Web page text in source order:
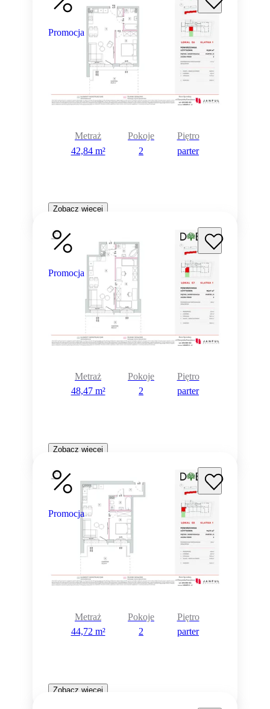
Promocja
Metraż
42,84 m²
Pokoje
2
Piętro
parter
Zobacz więcej
Promocja
Metraż
48,47 m²
Pokoje
2
Piętro
parter
Zobacz więcej
Promocja
Metraż
44,72 m²
Pokoje
2
Piętro
parter
Zobacz więcej